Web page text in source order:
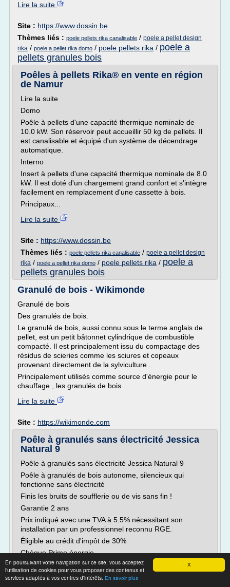
X
En poursuivant votre navigation sur ce site, vous acceptez
l'utilisation de cookies pour vous proposer des contenus et
services adaptés à vos centres d'intérêts. En savoir plus
Lire la suite
Site : https://www.dossin.be
Thèmes liés : poele pellets rika canalisable / poele a pellet design
rika / poele a pellet rika domo / poele pellets rika / poele a
pellets granules bois
Poêles à pellets Rika® en vente en région
de Namur
Lire la suite
Domo
Poêle à pellets d'une capacité thermique nominale de
10.0 kW. Son réservoir peut accueillir 50 kg de pellets. Il
est canalisable et équipé d'un système de décendrage
automatique.
Interno
Insert à pellets d'une capacité thermique nominale de 8.0
kW. Il est doté d'un chargement grand confort et s'intègre
facilement en remplacement d'une cassette à bois.
Principaux...
Lire la suite
Site : https://www.dossin.be
Thèmes liés : poele pellets rika canalisable / poele a pellet design
rika / poele a pellet rika domo / poele pellets rika / poele a
pellets granules bois
Granulé de bois - Wikimonde
Granulé de bois
Des granulés de bois.
Le granulé de bois, aussi connu sous le terme anglais de
pellet, est un petit bâtonnet cylindrique de combustible
compacté. Il est principalement issu du compactage des
résidus de scieries comme les sciures et copeaux
provenant directement de la sylviculture .
Principalement utilisés comme source d'énergie pour le
chauffage , les granulés de bois...
Lire la suite
Site : https://wikimonde.com
Poêle à granulés sans électricité Jessica
Natural 9
Poêle à granulés sans électricité Jessica Natural 9
Poêle à granulés de bois autonome, silencieux qui
fonctionne sans électricité
Finis les bruits de soufflerie ou de vis sans fin !
Garantie 2 ans
Prix indiqué avec une TVA à 5.5% nécessitant son
installation par un professionnel reconnu RGE.
Éligible au crédit d'impôt de 30%
Chèque Prime énergie
Adresse e-mail de votre ami * :
* Champs requis